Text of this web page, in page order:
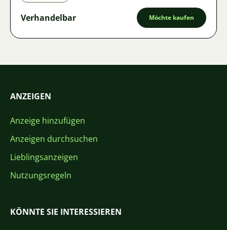
Verhandelbar Möchte kaufen
ANZEIGEN
Anzeige hinzufügen
Anzeigen durchsuchen
Lieblingsanzeigen
Nutzungsregeln
KÖNNTE SIE INTERESSIEREN